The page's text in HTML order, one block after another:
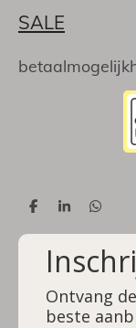
SALE
D
l
S
a
D
l
Ontvang
beste